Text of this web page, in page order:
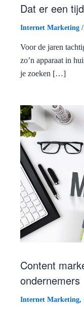
Dat er een
Internet Marketing
Voor de jaren
zo’n apparaat in
je zoeken […]
Content
ondernemers
Internet Marketing,